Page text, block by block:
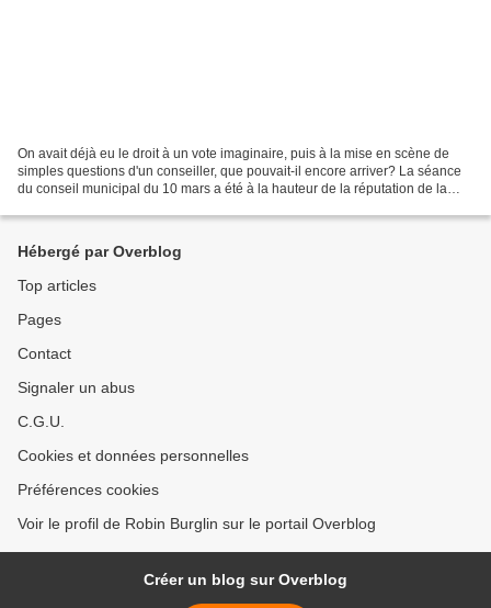
On avait déjà eu le droit à un vote imaginaire, puis à la mise en scène de
simples questions d'un conseiller, que pouvait-il encore arriver? La séance
du conseil municipal du 10 mars a été à la hauteur de la réputation de la
Hébergé par Overblog
Top articles
Pages
Contact
Signaler un abus
C.G.U.
Cookies et données personnelles
Préférences cookies
Voir le profil de Robin Burglin sur le portail Overblog
Créer un blog sur Overblog